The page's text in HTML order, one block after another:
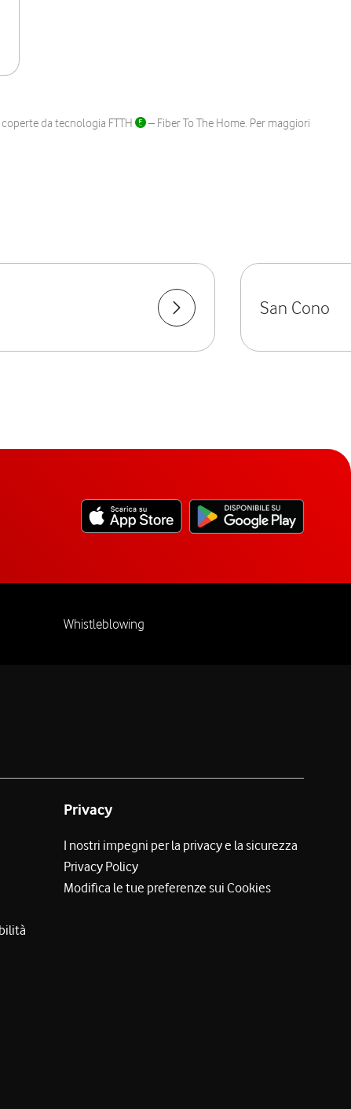
da tecnologia FTTH
– Fiber To The Home. Per maggiori
San Cono
Whistleblowing
Privacy
I nostri impegni per la privacy e la sicurezza
Privacy Policy
Modifica le tue preferenze sui Cookies